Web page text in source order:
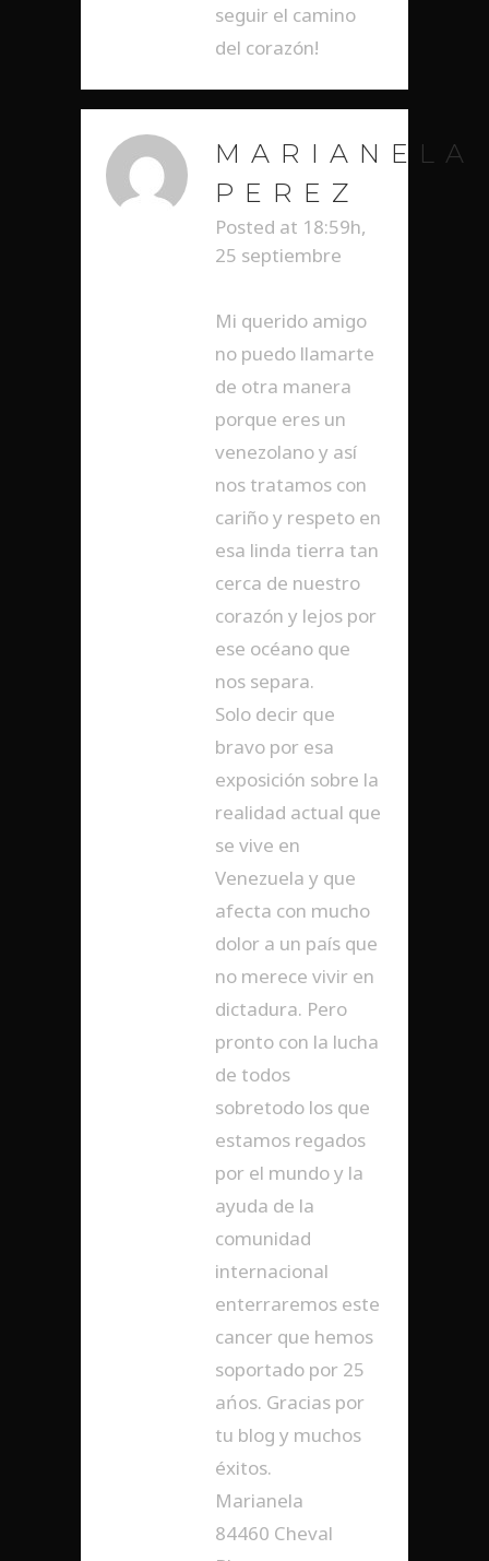
seguir el camino
del corazón!
MARIANELA
PEREZ
Posted at 18:59h,
25 septiembre
Mi querido amigo
no puedo llamarte
de otra manera
porque eres un
venezolano y así
nos tratamos con
cariño y respeto en
esa linda tierra tan
cerca de nuestro
corazón y lejos por
ese océano que
nos separa.
Solo decir que
bravo por esa
exposición sobre la
realidad actual que
se vive en
Venezuela y que
afecta con mucho
dolor a un país que
no merece vivir en
dictadura. Pero
pronto con la lucha
de todos
sobretodo los que
estamos regados
por el mundo y la
ayuda de la
comunidad
internacional
enterraremos este
cancer que hemos
soportado por 25
ańos. Gracias por
tu blog y muchos
éxitos.
Marianela
84460 Cheval